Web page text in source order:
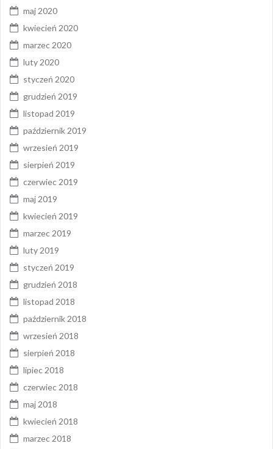
maj 2020
kwiecień 2020
marzec 2020
luty 2020
styczeń 2020
grudzień 2019
listopad 2019
październik 2019
wrzesień 2019
sierpień 2019
czerwiec 2019
maj 2019
kwiecień 2019
marzec 2019
luty 2019
styczeń 2019
grudzień 2018
listopad 2018
październik 2018
wrzesień 2018
sierpień 2018
lipiec 2018
czerwiec 2018
maj 2018
kwiecień 2018
marzec 2018